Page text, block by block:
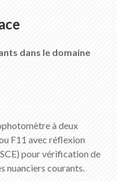
0
dans le domaine
à deux
F11 avec réflexion
pour vérification de
nuanciers courants.